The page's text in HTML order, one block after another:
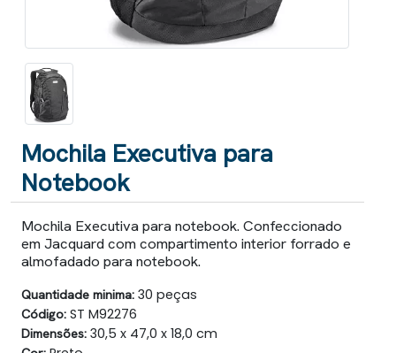
Mochila Executiva para
Notebook
Mochila Executiva para notebook. Confeccionado
em Jacquard com compartimento interior forrado e
almofadado para notebook.
Quantidade minima: 30 peças
Código: ST M92276
Dimensões: 30,5 x 47,0 x 18,0 cm